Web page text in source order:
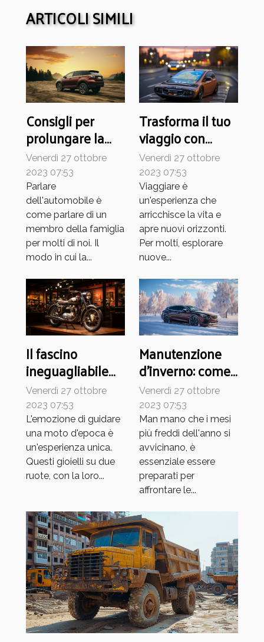
ARTICOLI SIMILI
Consigli per
prolungare la
vita del tuo
autoveicolo
Venerdì 27 ottobre
2023 07:53
Parlare
dell'automobile è
come parlare di un
membro della famiglia
per molti di noi. Il
modo in cui la...
Trasforma il tuo
viaggio con
l'ultimo GPS per
auto
Venerdì 27 ottobre
2023 07:53
Viaggiare è
un'esperienza che
arricchisce la vita e
apre nuovi orizzonti.
Per molti, esplorare
nuove...
Il fascino
ineguagliabile
delle moto
d'epoca
Venerdì 27 ottobre
2023 07:53
L'emozione di guidare
una moto d'epoca è
un'esperienza unica.
Questi gioielli su due
ruote, con la loro...
Manutenzione
d'inverno: come
proteggere la
tua auto dal
freddo
Venerdì 27 ottobre
2023 07:53
Man mano che i mesi
più freddi dell'anno si
avvicinano, è
essenziale essere
preparati per
affrontare le...